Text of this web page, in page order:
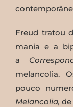
Freud tratou
mania e a
a
melancolia.
pouco
Melancolia, de